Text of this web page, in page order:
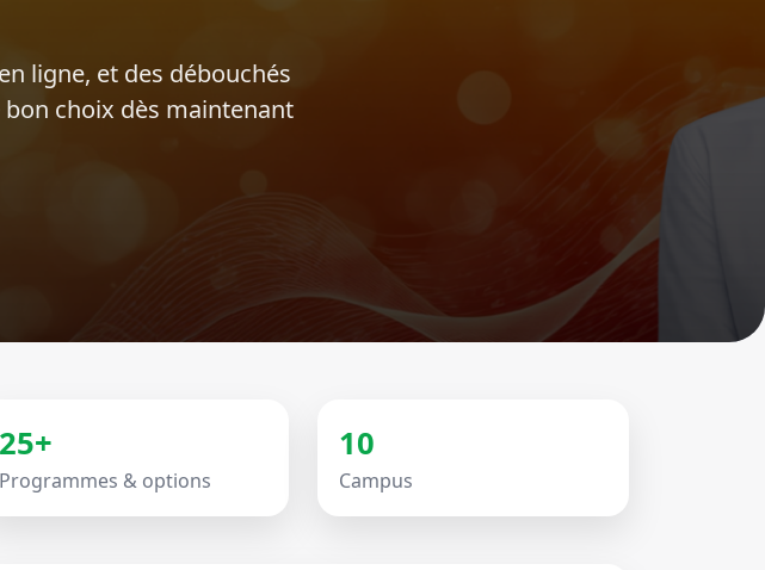
ligne, et des débouchés
bon choix dès maintenant
25+
Programmes & options
10
Campus